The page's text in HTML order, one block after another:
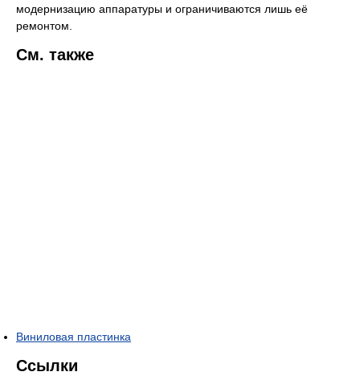
модернизацию аппаратуры и ограничиваются лишь её
ремонтом.
См. также
Виниловая пластинка
Ссылки